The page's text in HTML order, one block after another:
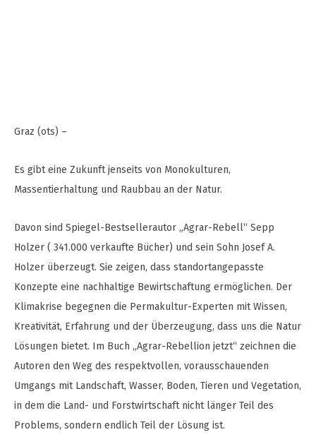
Graz (ots) –
Es gibt eine Zukunft jenseits von Monokulturen,
Massentierhaltung und Raubbau an der Natur.
Davon sind Spiegel-Bestsellerautor „Agrar-Rebell“ Sepp
Holzer ( 341.000 verkaufte Bücher) und sein Sohn Josef A.
Holzer überzeugt. Sie zeigen, dass standortangepasste
Konzepte eine nachhaltige Bewirtschaftung ermöglichen. Der
Klimakrise begegnen die Permakultur-Experten mit Wissen,
Kreativität, Erfahrung und der Überzeugung, dass uns die Natur
Lösungen bietet. Im Buch „Agrar-Rebellion jetzt“ zeichnen die
Autoren den Weg des respektvollen, vorausschauenden
Umgangs mit Landschaft, Wasser, Boden, Tieren und Vegetation,
in dem die Land- und Forstwirtschaft nicht länger Teil des
Problems, sondern endlich Teil der Lösung ist.